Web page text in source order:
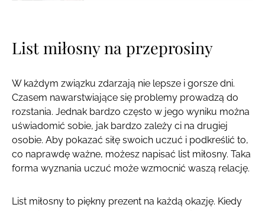
List miłosny na przeprosiny
W każdym związku zdarzają nie lepsze i gorsze dni.
Czasem nawarstwiające się problemy prowadzą do
rozstania. Jednak bardzo często w jego wyniku można
uświadomić sobie, jak bardzo zależy ci na drugiej
osobie. Aby pokazać siłę swoich uczuć i podkreślić to,
co naprawdę ważne, możesz napisać list miłosny. Taka
forma wyznania uczuć może wzmocnić waszą relację.
List miłosny to piękny prezent na każdą okazję. Kiedy